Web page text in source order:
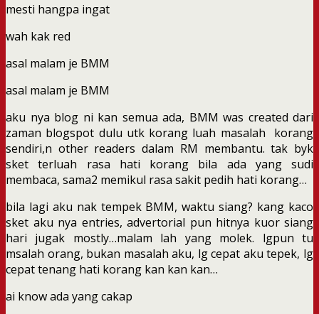
mesti hangpa ingat
wah kak red
asal malam je BMM
asal malam je BMM
aku nya blog ni kan semua ada, BMM was created dari
zaman blogspot dulu utk korang luah masalah korang
sendiri,n other readers dalam RM membantu. tak byk
sket terluah rasa hati korang bila ada yang sudi
membaca, sama2 memikul rasa sakit pedih hati korang…
bila lagi aku nak tempek BMM, waktu siang? kang kaco
sket aku nya entries, advertorial pun hitnya kuor siang
hari jugak mostly…malam lah yang molek. lgpun tu
msalah orang, bukan masalah aku, lg cepat aku tepek, lg
cepat tenang hati korang kan kan kan…
ai know ada yang cakap